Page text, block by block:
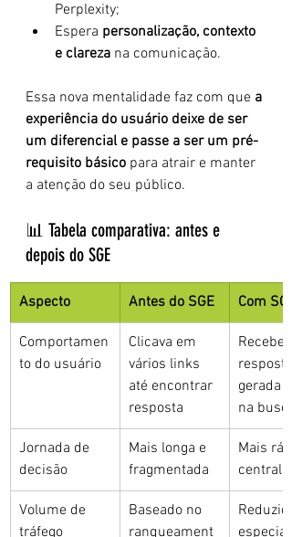
Perplexity;
Espera personalização, contexto
e clareza na comunicação.
Essa nova mentalidade faz com que a
experiência do usuário deixe de ser
um diferencial e passe a ser um pré-
requisito básico para atrair e manter
a atenção do seu público.
📊 Tabela comparativa: antes e
depois do SGE
Aspecto Antes do SGE Com SGE
Comportamen
to do usuário
Clicava em
vários links
até encontrar
resposta
Recebe
resposta
gerada
na busca
Jornada de
decisão
Mais longa e
fragmentada
Mais
Volume de
tráfego
Baseado no
ranqueament